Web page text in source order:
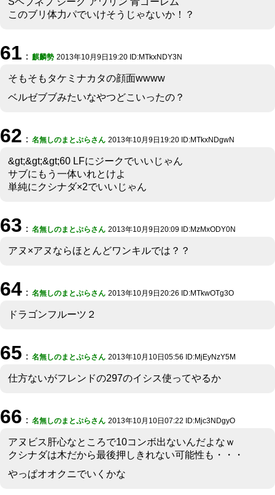
このブリ体力パでいけそうじゃないか！？
61 ： 麒麟勢 2013年10月9日19:20 ID:MTkxNDY3N
そもそもタケミナカタの顔面wwww
ベルゼブブみたいなやつどこいったの？
62 ： 名無しのまとぷらさん 2013年10月9日19:20 ID:MTkxNDgwN
&gt;&gt;&gt;60 LFにジークでいいじゃん
サブにもう一体いれとけよ
単純にクシナダ×2でいいじゃん
63 ： 名無しのまとぷらさん 2013年10月9日20:09 ID:MzMxODY0N
アヌ×アヌならほとんどワンキルでは？？
64 ： 名無しのまとぷらさん 2013年10月9日20:26 ID:MTkwOTg3O
ドラゴンフルーツ２
65 ： 名無しのまとぷらさん 2013年10月10日05:56 ID:MjEyNzY5M
仕方ないがフレンドの297のイシス使ってやるか
66 ： 名無しのまとぷらさん 2013年10月10日07:22 ID:Mjc3NDgyO
アヌビス肝心なところで10コンボ出ないんだよなｗ
クシナダは木だから最後押しきれない可能性も・・・
やっぱオオクニでいくかな